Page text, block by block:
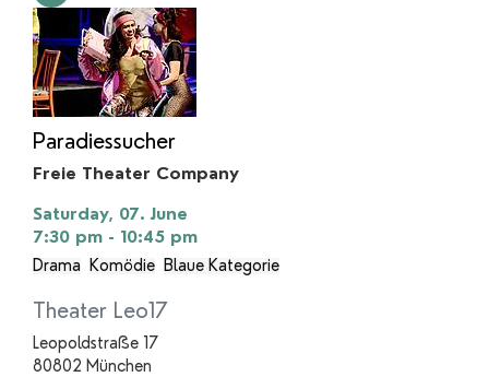
Paradiessucher
Freie Theater Company
Saturday, 07. June
7:30 pm - 10:45 pm
Drama
Komödie Blaue Kategorie
Theater Leo17
Leopoldstraße 17
80802 München